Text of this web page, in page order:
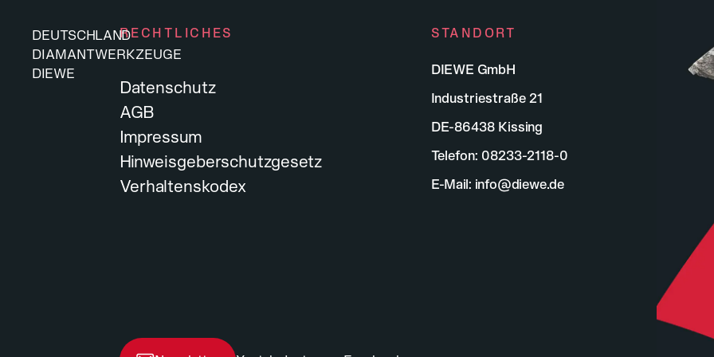
Gestalte die Zukunft der Branche mit uns!
DIEWE
DIAMANTWERKZEUGE
DEUTSCHLANDRECHTLICHES
Datenschutz
AGB
Impressum
Hinweisgeberschutzgesetz
Verhaltenskodex
STANDORT
DIEWE GmbH
Industriestraße 21
DE-86438 Kissing
Telefon: 08233-2118-0
E-Mail: info@diewe.de